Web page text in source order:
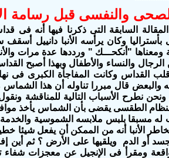
والنفسى قبل رسامة
السابقة التى ذكرنا فيها أنه فى
وكان يرأسه الأنبا دانييل
ومعناها "أنكحـــك " ورددها عدة مرات
والنساء والأطفال وبهذا أصبح القداس
القداس وكانت المفاجأة الكبرى فى
والبعض قال مبررا تناوله أن هذا
الطقسى يقضى بأن الشماس يأخذ
مسبقا بلبس ملابسه الشموسية والخدمة
بخاطر الأنبا أنه من الممكن أن يفعل شيئا
أو الدم ويلقيها على الأرض ؟ ثم أين
ومقرأ فى الإنجيل عن معجزات